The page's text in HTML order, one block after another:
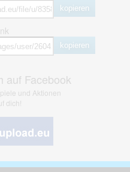
kopieren
kopieren
auf Facebook
und Aktionen
dich!